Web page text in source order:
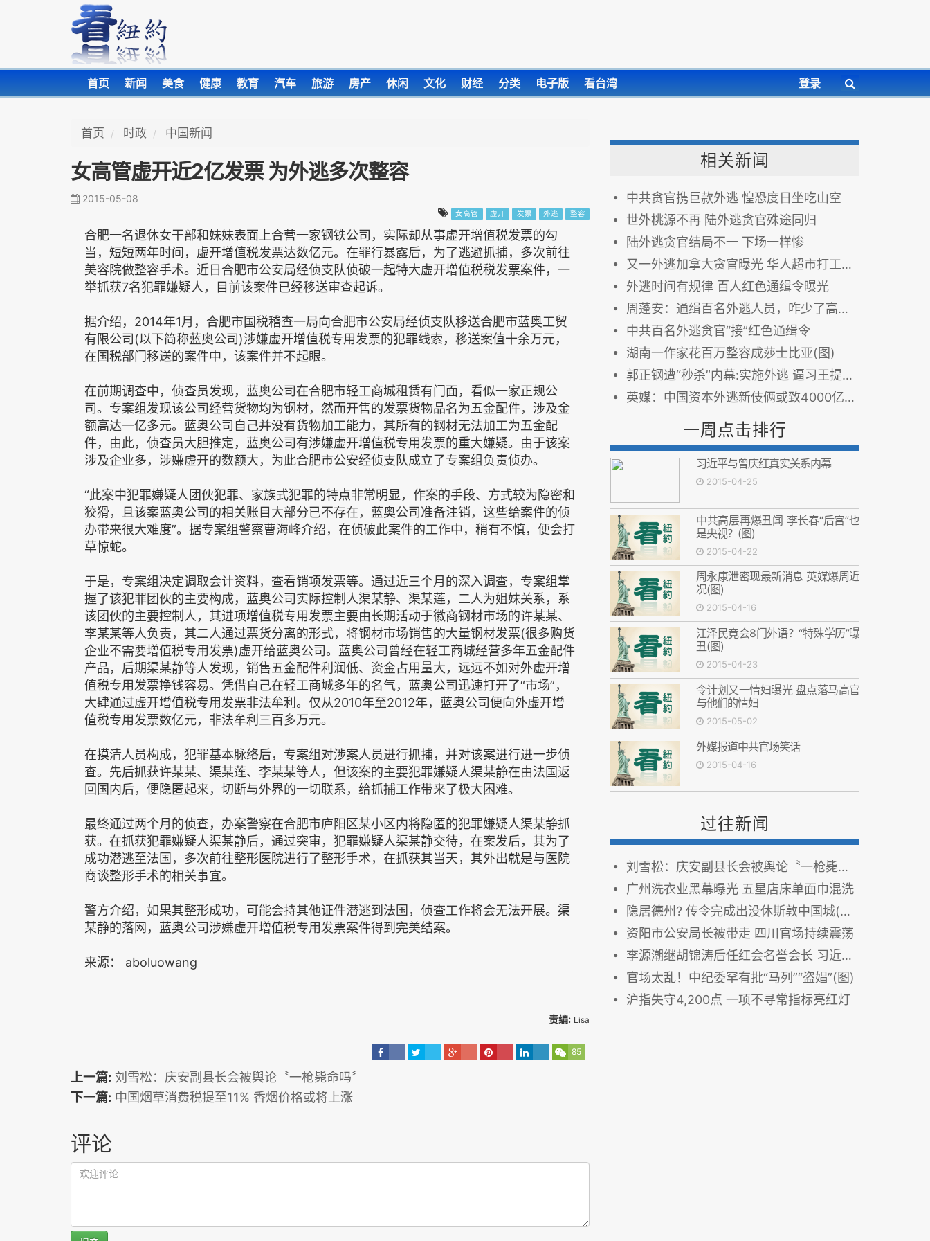
首页 新闻 美食 健康 教育 汽车 旅游 房产 休闲 文化 财经 分类 电子版 看台湾 登录
首页 时政 中国新闻
女高管虚开近2亿发票 为外逃多次整容
2015-05-08
女高管 虚开 发票 外逃 整容
合肥一名退休女干部和妹妹表面上合营一家钢铁公司，实际却从事虚开增值税发票的勾
当，短短两年时间，虚开增值税发票达数亿元。在罪行暴露后，为了逃避抓捕，多次前往
美容院做整容手术。近日合肥市公安局经侦支队侦破一起特大虚开增值税税发票案件，一
举抓获7名犯罪嫌疑人，目前该案件已经移送审查起诉。
据介绍，2014年1月，合肥市国税稽查一局向合肥市公安局经侦支队移送合肥市蓝奥工贸
有限公司(以下简称蓝奥公司)涉嫌虚开增值税专用发票的犯罪线索，移送案值十余万元，
在国税部门移送的案件中，该案件并不起眼。
在前期调查中，侦查员发现，蓝奥公司在合肥市轻工商城租赁有门面，看似一家正规公
司。专案组发现该公司经营货物均为钢材，然而开售的发票货物品名为五金配件，涉及金
额高达一亿多元。蓝奥公司自己并没有货物加工能力，其所有的钢材无法加工为五金配
件，由此，侦查员大胆推定，蓝奥公司有涉嫌虚开增值税专用发票的重大嫌疑。由于该案
涉及企业多，涉嫌虚开的数额大，为此合肥市公安经侦支队成立了专案组负责侦办。
“此案中犯罪嫌疑人团伙犯罪、家族式犯罪的特点非常明显，作案的手段、方式较为隐密和
狡猾，且该案蓝奥公司的相关账目大部分已不存在，蓝奥公司准备注销，这些给案件的侦
办带来很大难度”。据专案组警察曹海峰介绍，在侦破此案件的工作中，稍有不慎，便会打
草惊蛇。
于是，专案组决定调取会计资料，查看销项发票等。通过近三个月的深入调查，专案组掌
握了该犯罪团伙的主要构成，蓝奥公司实际控制人渠某静、渠某莲，二人为姐妹关系，系
该团伙的主要控制人，其进项增值税专用发票主要由长期活动于徽商钢材市场的许某某、
李某某等人负责，其二人通过票货分离的形式，将钢材市场销售的大量钢材发票(很多购货
企业不需要增值税专用发票)虚开给蓝奥公司。蓝奥公司曾经在轻工商城经营多年五金配件
产品，后期渠某静等人发现，销售五金配件利润低、资金占用量大，远远不如对外虚开增
值税专用发票挣钱容易。凭借自己在轻工商城多年的名气，蓝奥公司迅速打开了“市场”，
大肆通过虚开增值税专用发票非法牟利。仅从2010年至2012年，蓝奥公司便向外虚开增
值税专用发票数亿元，非法牟利三百多万元。
在摸清人员构成，犯罪基本脉络后，专案组对涉案人员进行抓捕，并对该案进行进一步侦
查。先后抓获许某某、渠某莲、李某某等人，但该案的主要犯罪嫌疑人渠某静在由法国返
回国内后，便隐匿起来，切断与外界的一切联系，给抓捕工作带来了极大困难。
最终通过两个月的侦查，办案警察在合肥市庐阳区某小区内将隐匿的犯罪嫌疑人渠某静抓
获。在抓获犯罪嫌疑人渠某静后，通过突审，犯罪嫌疑人渠某静交待，在案发后，其为了
成功潜逃至法国，多次前往整形医院进行了整形手术，在抓获其当天，其外出就是与医院
商谈整形手术的相关事宜。
警方介绍，如果其整形成功，可能会持其他证件潜逃到法国，侦查工作将会无法开展。渠
某静的落网，蓝奥公司涉嫌虚开增值税专用发票案件得到完美结案。
来源： aboluowang
责编: Lisa
85
上一篇: 刘雪松：庆安副县长会被舆论〝一枪毙命吗〞
下一篇: 中国烟草消费税提至11% 香烟价格或将上涨
评论
相关新闻
中共贪官携巨款外逃 惶恐度日坐吃山空
世外桃源不再 陆外逃贪官殊途同归
陆外逃贪官结局不一 下场一样惨
又一外逃加拿大贪官曝光 华人超市打工(图)
外逃时间有规律 百人红色通缉令曝光
周蓬安：通缉百名外逃人员，咋少了高严？
中共百名外逃贪官“接”红色通缉令
湖南一作家花百万整容成莎士比亚(图)
郭正钢遭“秒杀”内幕:实施外逃 逼习王提前下手
英媒：中国资本外逃新伎俩或致4000亿美元外流
一周点击排行
习近平与曾庆红真实关系内幕
2015-04-25
中共高层再爆丑闻 李长春“后宫”也
是央视？(图)
2015-04-22
周永康泄密现最新消息 英媒爆周近
况(图)
2015-04-16
江泽民竟会8门外语？“特殊学历”曝
丑(图)
2015-04-23
令计划又一情妇曝光 盘点落马高官
与他们的情妇
2015-05-02
外媒报道中共官场笑话
2015-04-16
过往新闻
刘雪松：庆安副县长会被舆论〝一枪毙命吗〞
广州洗衣业黑幕曝光 五星店床单面巾混洗
隐居德州? 传令完成出没休斯敦中国城(图)
资阳市公安局长被带走 四川官场持续震荡
李源潮继胡锦涛后任红会名誉会长 习近平力挺为其站台 组图
官场太乱！中纪委罕有批“马列”“盗娼”(图)
沪指失守4,200点 一项不寻常指标亮红灯